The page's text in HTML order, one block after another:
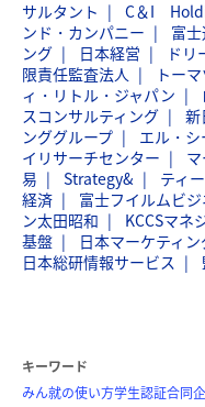
サルタント
C＆I
ンド・カンパニー
富
ング
日本経営 ドリ
限責任監査法人
トー
ィ・リトル・ジャパン
スコンサルティング
新
ンググループ
エル・
イリサーチセンター
易
Strategy& ティ
経済
富士フイルムビ
ン太田昭和
KCCSマネ
基盤
日本マーケティ
日本総研情報サービス
キーワード
みん就の使い方学生認証合同